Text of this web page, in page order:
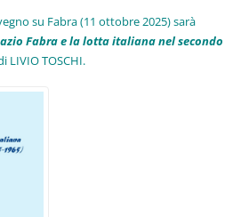
su Fabra (11 ottobre 2025) sarà
Fabra e la lotta italiana nel secondo
LIVIO TOSCHI.